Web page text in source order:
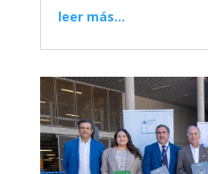
leer más...